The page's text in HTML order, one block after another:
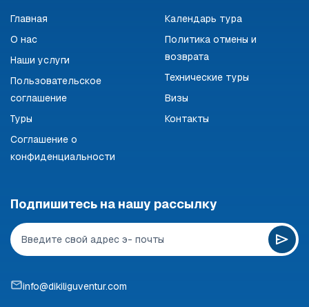
Главная
О нас
Наши услуги
Пользовательское
соглашение
Туры
Соглашение о
конфиденциальности
Календарь тура
Политика отмены и
возврата
Технические туры
Визы
Контакты
Подпишитесь на нашу рассылку
info@dikiliguventur.com